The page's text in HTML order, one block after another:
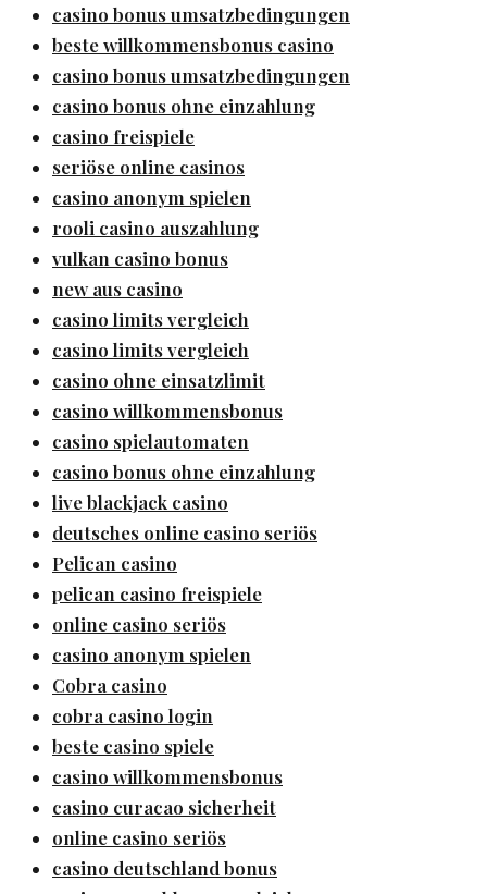
casino bonus umsatzbedingungen
beste willkommensbonus casino
casino bonus umsatzbedingungen
casino bonus ohne einzahlung
casino freispiele
seriöse online casinos
casino anonym spielen
rooli casino auszahlung
vulkan casino bonus
new aus casino
casino limits vergleich
casino limits vergleich
casino ohne einsatzlimit
casino willkommensbonus
casino spielautomaten
casino bonus ohne einzahlung
live blackjack casino
deutsches online casino seriös
Pelican casino
pelican casino freispiele
online casino seriös
casino anonym spielen
Cobra casino
cobra casino login
beste casino spiele
casino willkommensbonus
casino curacao sicherheit
online casino seriös
casino deutschland bonus